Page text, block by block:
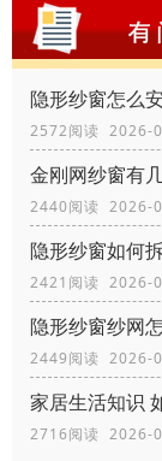
隐形纱窗怎么
2572阅读 2026-
金刚网纱窗有
2440阅读 2026-
隐形纱窗如何
2421阅读 2026-
隐形纱窗纱网
2449阅读 2026-
家居生活知识
2716阅读 2026-